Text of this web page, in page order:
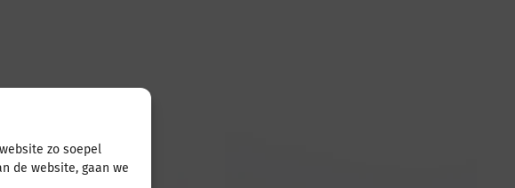
zo soepel
de website, gaan we